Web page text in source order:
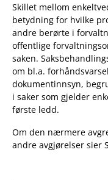
Skillet mellom
betydning for hvilke
andre berørte i
offentlige
saken.
om bl.a.
dokumentinnsyn,
i saker som gjelder
første ledd.
Om den nærmere
andre avgjørelser sier